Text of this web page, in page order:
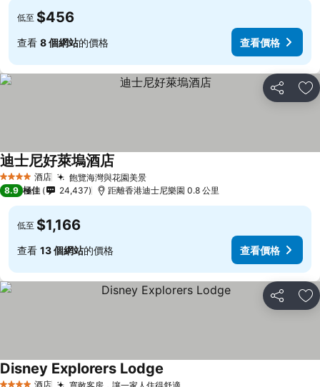
低至 $456
查看 8 個網站的價格 查看價格
分享 放
4 星級 酒店 飽覽海灣與花園美景
迪士尼好萊塢酒店
8.9 極佳 24,437 距離香港迪士尼樂園 0.8 公里
低至 $1,166
查看 13 個網站的價格 查看價格
分享 放
酒店 寬敞客房，讓一家人住得舒適
Disney Explorers Lodge